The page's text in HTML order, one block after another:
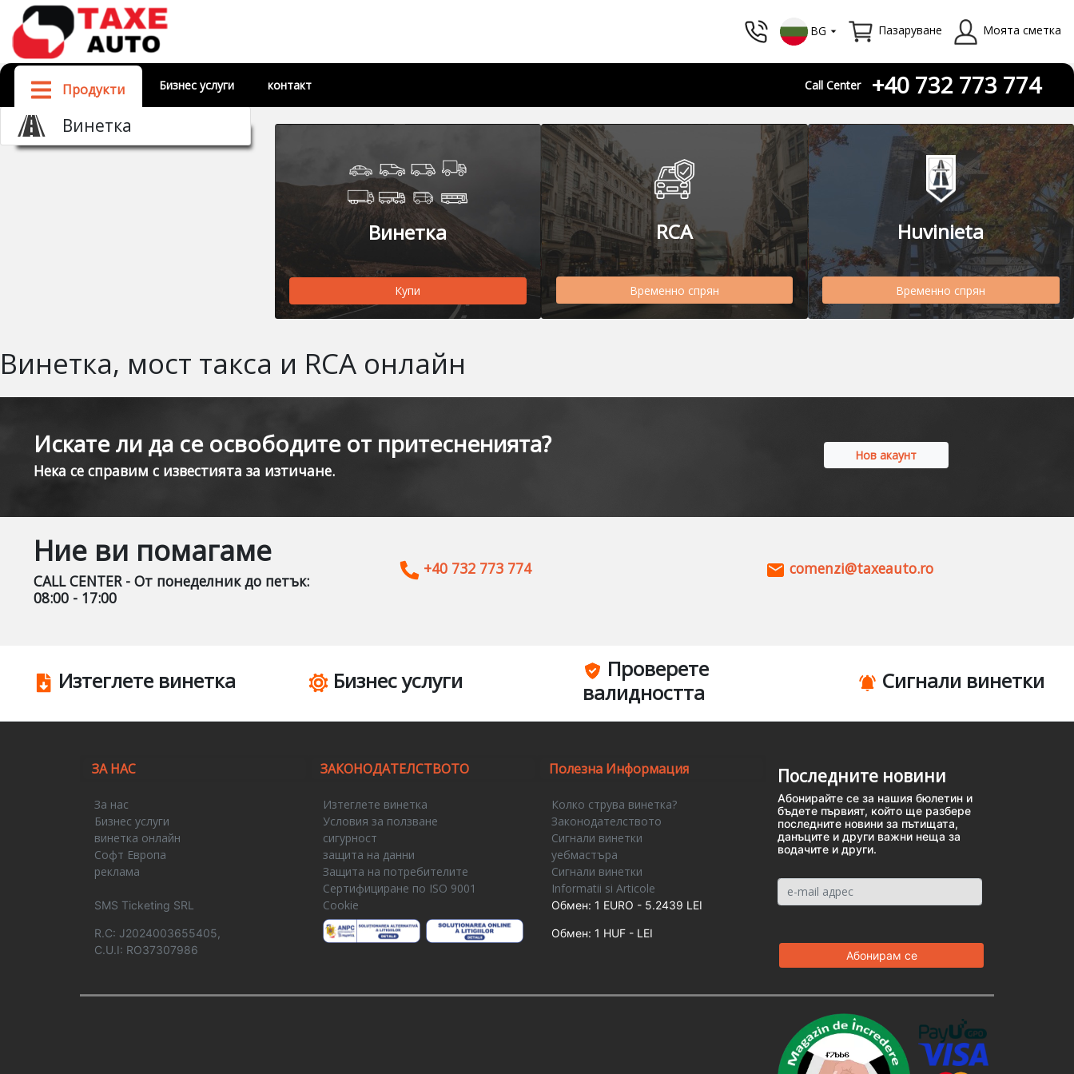
BG Пазаруване Моята сметка
Продукти Бизнес услуги контакт Call Center +40 732 773 774
Винетка
Винетка
Купи
RCA
Временно спрян
Huvinieta
Временно спрян
Винетка, мост такса и RCA онлайн
Искате ли да се освободите от притесненията?
Нека се справим с известията за изтичане.
Нов акаунт
Ние ви помагаме
CALL CENTER - От понеделник до петък:
08:00 - 17:00
+40 732 773 774 comenzi@taxeauto.ro
Изтеглете винетка Бизнес услуги
Проверете
валидността
Сигнали винетки
ЗА НАС
За нас
Бизнес услуги
винетка онлайн
Софт Европа
реклама
SMS Ticketing SRL
R.C: J2024003655405,
C.U.I: RO37307986
ЗАКОНОДАТЕЛСТВОТО
Изтеглете винетка
Условия за ползване
сигурност
защита на данни
Защита на потребителите
Сертифициране по ISO 9001
Cookie
Полезна Информация
Колко струва винетка?
Законодателството
Сигнали винетки
уебмастъра
Сигнали винетки
Informatii si Articole
Обмен: 1 EURO - 5.2439 LEI
Обмен: 1 HUF - LEI
Последните новини
Абонирайте се за нашия бюлетин и
бъдете първият, който ще разбере
последните новини за пътищата,
данъците и други важни неща за
водачите и други.